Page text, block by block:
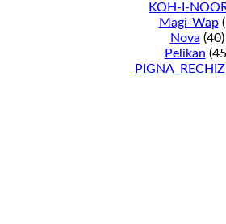
KOH-I-
Magi-Wap
Nova (40)
Pelikan